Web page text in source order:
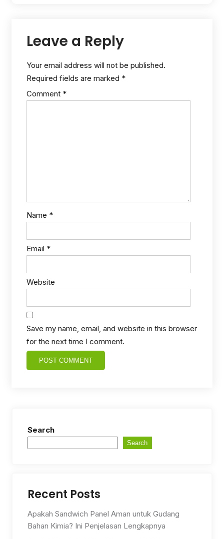
Leave a Reply
Your email address will not be published.
Required fields are marked *
Comment *
Name *
Email *
Website
Save my name, email, and website in this browser
for the next time I comment.
Search
Search
Recent Posts
Apakah Sandwich Panel Aman untuk Gudang
Bahan Kimia? Ini Penjelasan Lengkapnya